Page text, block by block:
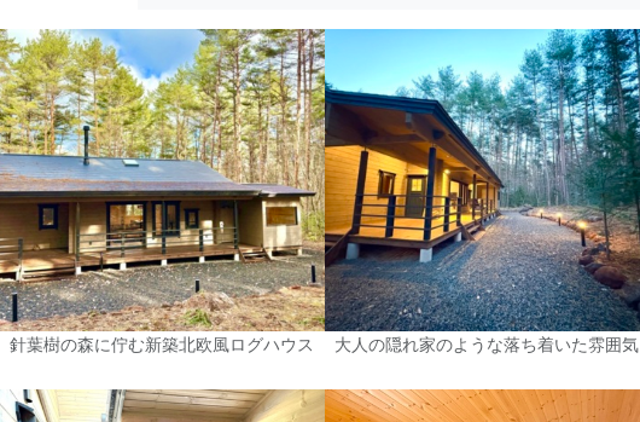
針葉樹の森に佇む新築北欧風ログハウス 大人の隠れ家のような落ち着いた雰囲気